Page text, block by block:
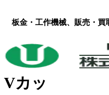
板金・工作機械、販売・買
Vカッ